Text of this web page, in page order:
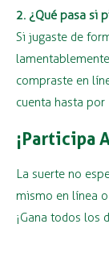
2. ¿Qué pasa si
Si jugaste de
compraste en
cuenta hasta por
¡Participa
La suerte no
mismo en línea
¡Gana todos los